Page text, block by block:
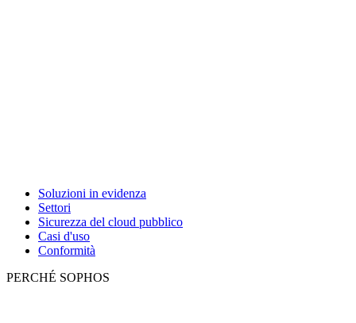
Soluzioni in evidenza
Settori
Sicurezza del cloud pubblico
Casi d'uso
Conformità
PERCHÉ SOPHOS